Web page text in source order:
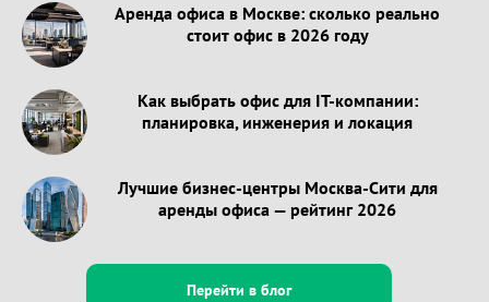
Аренда офиса в Москве: сколько реально
стоит офис в 2026 году
Как выбрать офис для IT-компании:
планировка, инженерия и локация
Лучшие бизнес-центры Москва-Сити для
аренды офиса — рейтинг 2026
Перейти в блог